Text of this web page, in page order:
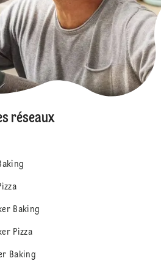
réseaux
Baking
Pizza
Baking